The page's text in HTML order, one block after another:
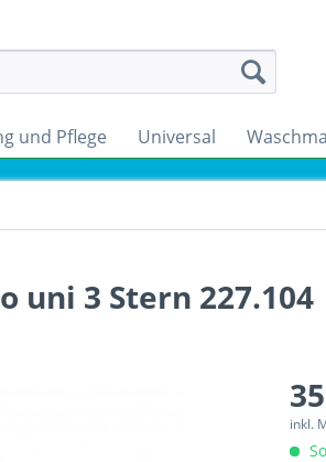
und Pflege Universal
uni 3 Stern 227.104
inkl.